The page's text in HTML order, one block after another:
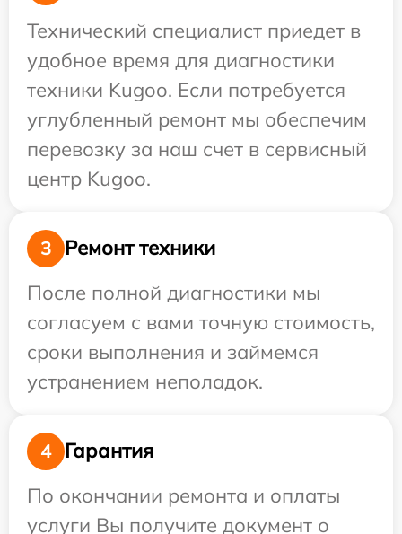
Технический специалист приедет в
удобное время для диагностики
техники Kugoo. Если потребуется
углубленный ремонт мы обеспечим
перевозку за наш счет в сервисный
центр Kugoo.
3
Ремонт техники
После полной диагностики мы
согласуем с вами точную стоимость,
сроки выполнения и займемся
устранением неполадок.
4
Гарантия
По окончании ремонта и оплаты
услуги Вы получите документ о